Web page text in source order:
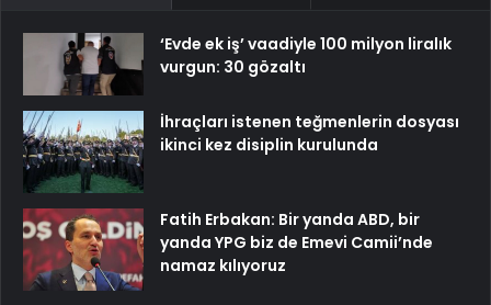
‘Evde ek iş’ vaadiyle 100 milyon liralık
vurgun: 30 gözaltı
İhraçları istenen teğmenlerin dosyası
ikinci kez disiplin kurulunda
Fatih Erbakan: Bir yanda ABD, bir
yanda YPG biz de Emevi Camii’nde
namaz kılıyoruz